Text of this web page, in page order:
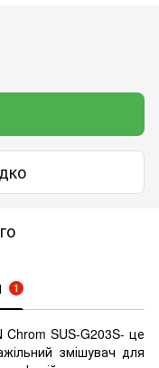
1
Chrom SUS-G203S- це
змішувач для